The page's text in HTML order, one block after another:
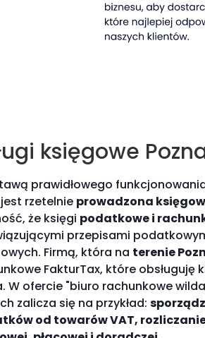
księgowe
prawidłowego
rzetelnie prowadzona
że księgi podatkowe i
przepisami
Firmą, która na terenie
FakturTax, które obsługuję
W ofercie "biuro rachunkowe
zalicza się na przykład:
od towarów VAT,